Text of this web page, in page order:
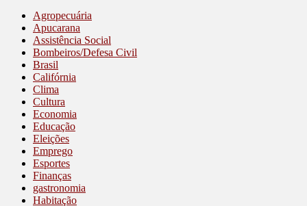
Agropecuária
Apucarana
Assistência Social
Bombeiros/Defesa Civil
Brasil
Califórnia
Clima
Cultura
Economia
Educação
Eleições
Emprego
Esportes
Finanças
gastronomia
Habitação